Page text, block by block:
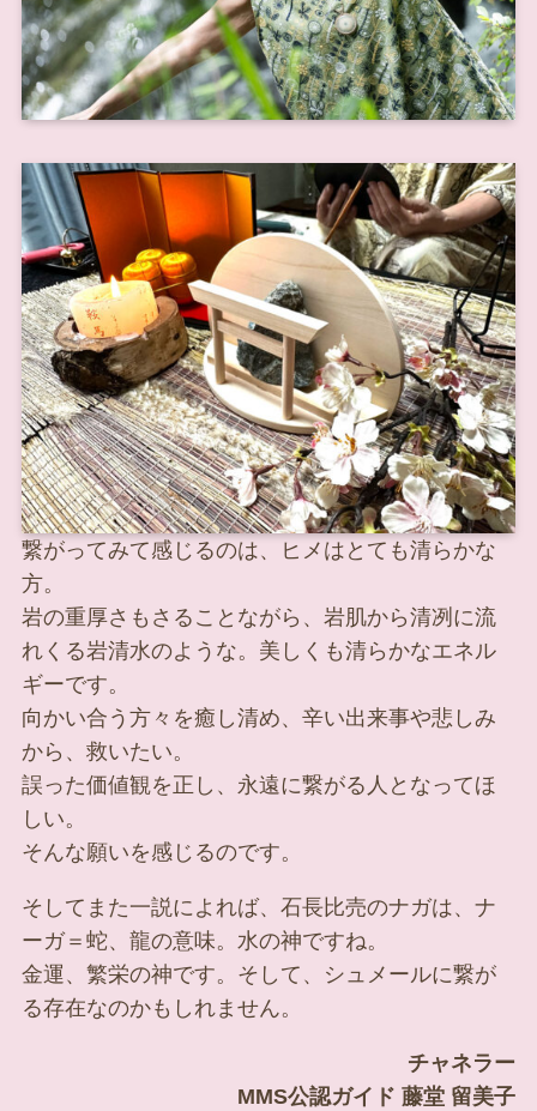
繋がってみて感じるのは、ヒメはとても清らかな
方。
岩の重厚さもさることながら、岩肌から清冽に流
れくる岩清水のような。美しくも清らかなエネル
ギーです。
向かい合う方々を癒し清め、辛い出来事や悲しみ
から、救いたい。
誤った価値観を正し、永遠に繋がる人となってほ
しい。
そんな願いを感じるのです。
そしてまた一説によれば、石長比売のナガは、ナ
ーガ＝蛇、龍の意味。水の神ですね。
金運、繁栄の神です。そして、シュメールに繋が
る存在なのかもしれません。
チャネラー
MMS公認ガイド 藤堂 留美子